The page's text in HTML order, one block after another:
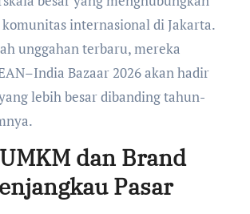
internasional di Jakarta.
unggahan terbaru, mereka
Bazaar 2026 akan hadir
lebih besar dibanding tahun-
dan Brand
Pasar